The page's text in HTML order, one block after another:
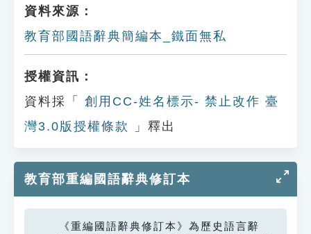
資料來源：
教育部國語辭典簡編本_鐵面無私
授權資訊：
資料採「
創用CC-姓名標示- 禁止改作 臺
灣3.0版授權條款
」釋出
教育部重編國語辭典修訂本
《重編國語辭典修訂本》為歷史語言辭